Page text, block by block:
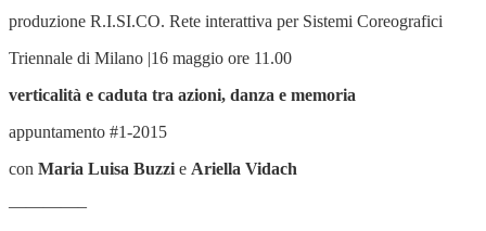
produzione R.I.SI.CO. Rete interattiva per Sistemi Coreografici
Triennale di Milano |16 maggio ore 11.00
verticalità e caduta tra azioni, danza e memoria
appuntamento #1-2015
con Maria Luisa Buzzi e Ariella Vidach
————–